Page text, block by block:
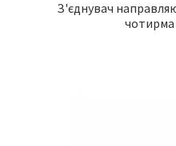
З'єднувач